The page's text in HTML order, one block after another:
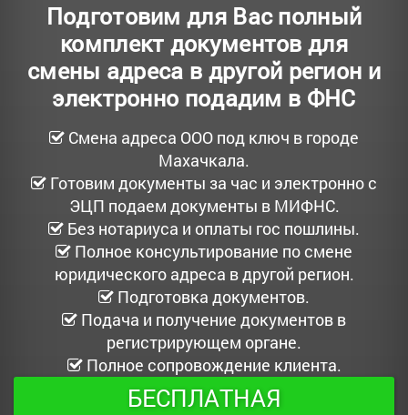
Подготовим для Вас полный
комплект документов для
смены адреса в другой регион и
электронно подадим в ФНС
Смена адреса ООО под ключ в городе
Махачкала.
Готовим документы за час и электронно с
ЭЦП подаем документы в МИФНС.
Без нотариуса и оплаты гос пошлины.
Полное консультирование по смене
юридического адреса в другой регион.
Подготовка документов.
Подача и получение документов в
регистрирующем органе.
Полное сопровождение клиента.
БЕСПЛАТНАЯ